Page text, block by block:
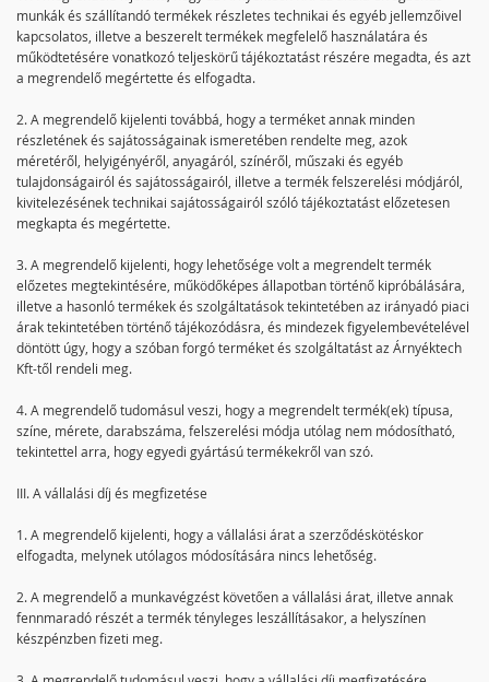
munkák és szállítandó termékek részletes technikai és egyéb jellemzőivel
kapcsolatos, illetve a beszerelt termékek megfelelő használatára és
működtetésére vonatkozó teljeskörű tájékoztatást részére megadta, és azt
a megrendelő megértette és elfogadta.
2. A megrendelő kijelenti továbbá, hogy a terméket annak minden
részletének és sajátosságainak ismeretében rendelte meg, azok
méretéről, helyigényéről, anyagáról, színéről, műszaki és egyéb
tulajdonságairól és sajátosságairól, illetve a termék felszerelési módjáról,
kivitelezésének technikai sajátosságairól szóló tájékoztatást előzetesen
megkapta és megértette.
3. A megrendelő kijelenti, hogy lehetősége volt a megrendelt termék
előzetes megtekintésére, működőképes állapotban történő kipróbálására,
illetve a hasonló termékek és szolgáltatások tekintetében az irányadó piaci
árak tekintetében történő tájékozódásra, és mindezek figyelembevételével
döntött úgy, hogy a szóban forgó terméket és szolgáltatást az Árnyéktech
Kft-től rendeli meg.
4. A megrendelő tudomásul veszi, hogy a megrendelt termék(ek) típusa,
színe, mérete, darabszáma, felszerelési módja utólag nem módosítható,
tekintettel arra, hogy egyedi gyártású termékekről van szó.
III. A vállalási díj és megfizetése
1. A megrendelő kijelenti, hogy a vállalási árat a szerződéskötéskor
elfogadta, melynek utólagos módosítására nincs lehetőség.
2. A megrendelő a munkavégzést követően a vállalási árat, illetve annak
fennmaradó részét a termék tényleges leszállításakor, a helyszínen
készpénzben fizeti meg.